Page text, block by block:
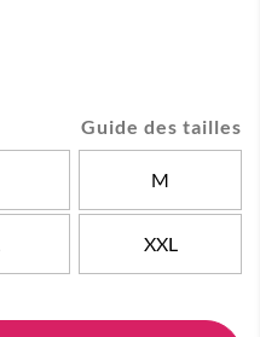
Guide des tailles
M
XXL